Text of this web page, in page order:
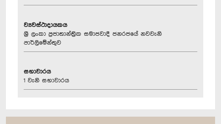
ව්‍යවස්ථාදායකය
ශ්‍රී ලංකා ප්‍රජාතාන්ත්‍රික සමාජවාදී ජනරජයේ නවවැනි
පාර්ලිමේන්තුව
සභාවාරය
1 වැනි සභාවාරය